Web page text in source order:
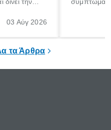
μέρες
03 Αύγ 2026
τα Άρθρα